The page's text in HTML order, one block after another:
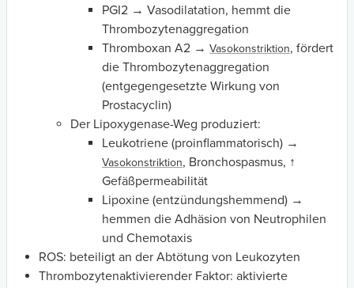
PGI2 → Vasodilatation, hemmt die
Thrombozytenaggregation
Thromboxan A2 → Vasokonstriktion, fördert
die Thrombozytenaggregation
(entgegengesetzte Wirkung von
Prostacyclin)
Der Lipoxygenase-Weg produziert:
Leukotriene (proinflammatorisch) →
Vasokonstriktion, Bronchospasmus, ↑
Gefäßpermeabilität
Lipoxine (entzündungshemmend) →
hemmen die Adhäsion von Neutrophilen
und Chemotaxis
ROS: beteiligt an der Abtötung von Leukozyten
Thrombozytenaktivierender Faktor: aktivierte